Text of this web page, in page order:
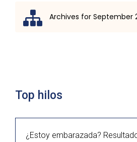
Archives for September
Top hilos
¿Estoy embarazada?